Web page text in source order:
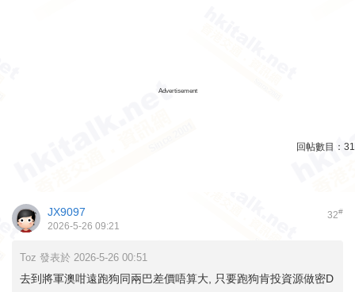
Advertisement
回帖數目： 31
32#
JX9097
2026-5-26 09:21
Toz 發表於 2026-5-26 00:51
去到將軍澳咁遠跑狗同兩巴差價唔算大, 只要跑狗肯投資源做密D